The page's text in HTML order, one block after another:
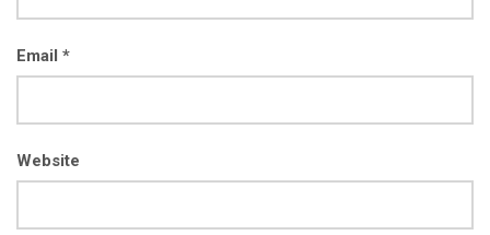
Email *
Website